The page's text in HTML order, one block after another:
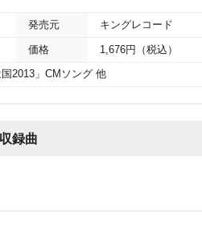
発売元 キングレコード
価格 1,676円（税込）
2013」CMソング 他
収録曲